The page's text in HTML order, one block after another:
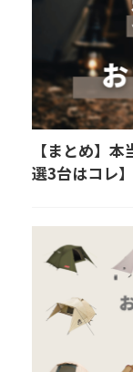
【まとめ】
選3台はコレ】